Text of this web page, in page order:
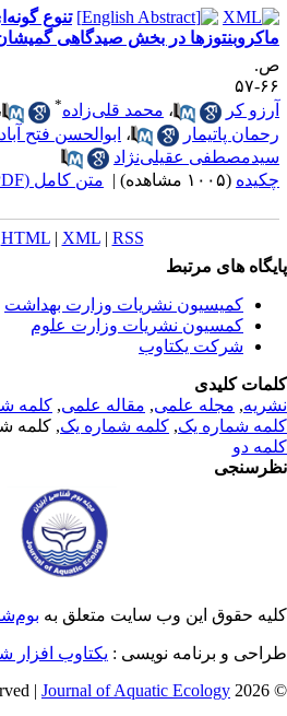
تنوع
در بخش صیدگاهی
۵۷
کر
،محمد قلی‌زاده ،
پاتیمار
،ابوالحسن فتح آبادی
عقیلی‌نژاد
(۱۰۰۵ مشاهده) | متن کامل (PDF)
HTML |XML|RSS
های مرتبط
کمیسیون نشریات وزارت بهداشت
کمسیون نشریات وزارت علوم
شرکت یکتاوب
کلیدی
,مجله علمی, مقاله علمی, کلمه
شماره یک,کلمه شماره یک, کلمه
دو
حقوق این وب سایت متعلق به
و برنامه نویسی : یکتاوب افزار
©
Journal of Aquatic Ecology